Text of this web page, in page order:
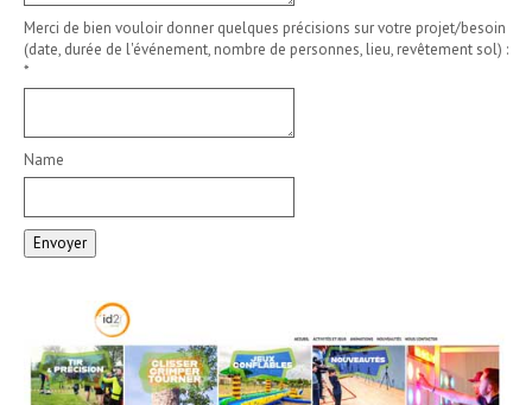
Merci de bien vouloir donner quelques précisions sur votre projet/besoin
(date, durée de l'événement, nombre de personnes, lieu, revêtement sol) :
*
Name
Envoyer